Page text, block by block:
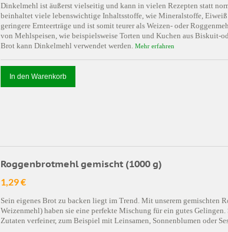
Dinkelmehl ist äußerst vielseitig und kann in vielen Rezepten statt
beinhaltet viele lebenswichtige Inhaltsstoffe, wie Mineralstoffe,
geringere Ernteerträge und ist somit teurer als Weizen- oder
von Mehlspeisen, wie beispielsweise Torten und Kuchen aus Biskuit-
Brot kann Dinkelmehl verwendet werden. Mehr erfahren
In den Warenkorb
Roggenbrotmehl gemischt (1000 g)
1,29 €
Sein eigenes Brot zu backen liegt im Trend. Mit unserem gemischten
Weizenmehl) haben sie eine perfekte Mischung für ein gutes
Zutaten verfeiner, zum Beispiel mit Leinsamen, Sonnenblumen oder